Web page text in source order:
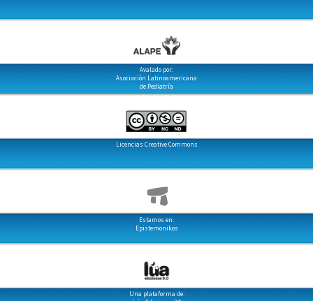
Avalado por:
Asociación Latinoamericana
de Pediatría
Licencias Creative Commons
Estamos en:
Epistemonikos
Una plataforma de: